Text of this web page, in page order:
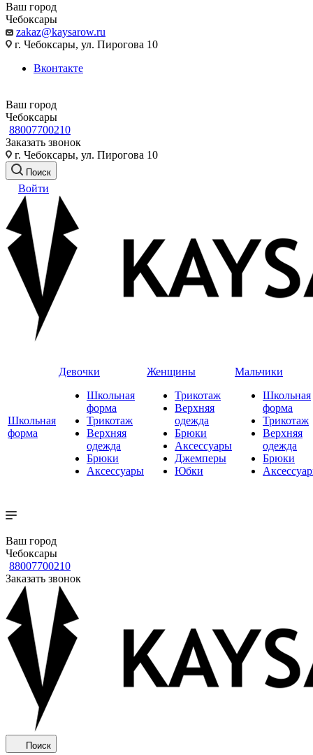
Ваш город
Чебоксары
zakaz@kaysarow.ru
г. Чебоксары, ул. Пирогова 10
Вконтакте
Ваш город
Чебоксары
88007700210
Заказать звонок
г. Чебоксары, ул. Пирогова 10
Поиск
Войти
Школьная
форма
Девочки
Школьная
форма
Трикотаж
Верхняя
одежда
Брюки
Аксессуары
Женщины
Трикотаж
Верхняя
одежда
Брюки
Аксессуары
Джемперы
Юбки
Мальчики
Школьная
форма
Трикотаж
Верхняя
одежда
Брюки
Ваш город
Чебоксары
88007700210
Заказать звонок
Поиск